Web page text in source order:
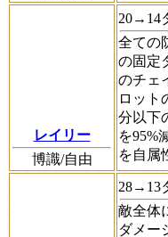
レイリー
博識/自由
20→14
全ての
の固定
のチェ
ロット
分以下
を95%
を自属
28→13
敵全体
ダメー